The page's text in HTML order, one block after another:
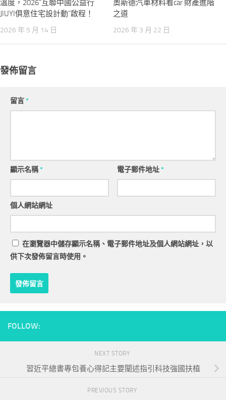
溫度，2026“互聯中國公益行
JIUYI俱意住宅設計動”啟程！
2026 年 5 月 14 日
奧斯德汽車材料看car 財產進階
之道
2026 年 3 月 22 日
發佈留言
留言*
顯示名稱* 電子郵件地址*
個人網站網址
在瀏覽器中儲存顯示名稱、電子郵件地址及個人網站網址，以
供下次發佈留言時使用。
FOLLOW:
NEXT STORY
習近平總書專包養心得記主要闡述指引科技強國扶植
PREVIOUS STORY